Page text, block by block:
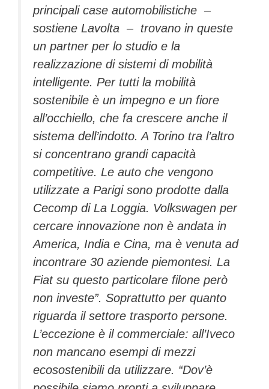
principali case automobilistiche –
sostiene Lavolta – trovano in queste
un partner per lo studio e la
realizzazione di sistemi di mobilità
intelligente. Per tutti la mobilità
sostenibile è un impegno e un fiore
all’occhiello, che fa crescere anche il
sistema dell’indotto. A Torino tra l’altro
si concentrano grandi capacità
competitive. Le auto che vengono
utilizzate a Parigi sono prodotte dalla
Cecomp di La Loggia. Volkswagen per
cercare innovazione non è andata in
America, India e Cina, ma è venuta ad
incontrare 30 aziende piemontesi. La
Fiat su questo particolare filone però
non investe”. Soprattutto per quanto
riguarda il settore trasporto persone.
L’eccezione è il commerciale: all’Iveco
non mancano esempi di mezzi
ecosostenibili da utilizzare. “Dov’è